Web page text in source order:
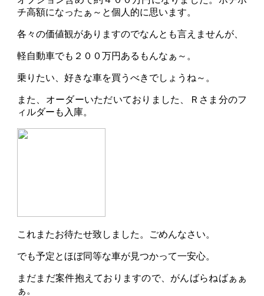
チ高額になったぁ～と個人的に思います。
各々の価値観がありますのでなんとも言えませんが、
軽自動車でも２００万円あるもんなぁ～。
乗りたい、好きな車を買うべきでしょうね～。
また、オーダーいただいておりました、Ｒさま分のフ
ィルダーも入庫。
これまたお待たせ致しました。ごめんなさい。
でも予定とほぼ同等な車が見つかって一安心。
まだまだ案件抱えておりますので、がんばらねばぁぁ
ぁ。